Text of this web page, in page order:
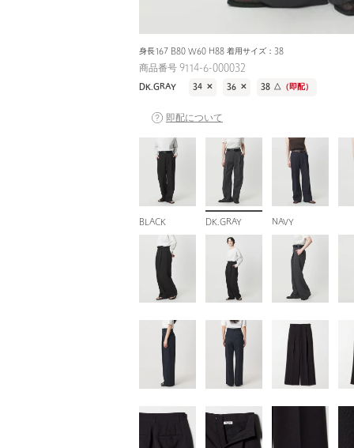
身長167 B80 W60 H88 着用サイズ：38
商品番号 9114-6-000032
DK.GRAY 34 ✕ 36 ✕ 38 △ （即配）
即配について
BLACK DK.GRAY NAVY